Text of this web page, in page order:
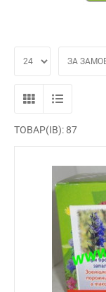
ТОВАР(ІВ): 87